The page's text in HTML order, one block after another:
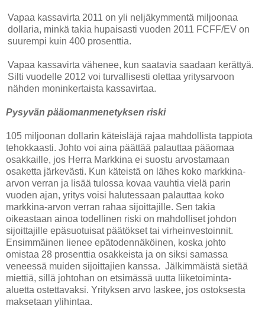
Vapaa kassavirta 2011 on yli neljäkymmentä miljoonaa
dollaria, minkä takia hupaisasti vuoden 2011 FCFF/EV on
suurempi kuin 400 prosenttia.
Vapaa kassavirta vähenee, kun saatavia saadaan kerättyä.
Silti vuodelle 2012 voi turvallisesti olettaa yritysarvoon
nähden moninkertaista kassavirtaa.
Pysyvän pääomanmenetyksen riski
105 miljoonan dollarin käteisläjä rajaa mahdollista tappiota
tehokkaasti. Johto voi aina päättää palauttaa pääomaa
osakkaille, jos Herra Markkina ei suostu arvostamaan
osaketta järkevästi. Kun käteistä on lähes koko markkina-
arvon verran ja lisää tulossa kovaa vauhtia vielä parin
vuoden ajan, yritys voisi halutessaan palauttaa koko
markkina-arvon verran rahaa sijoittajille. Sen takia
oikeastaan ainoa todellinen riski on mahdolliset johdon
sijoittajille epäsuotuisat päätökset tai virheinvestoinnit.
Ensimmäinen lienee epätodennäköinen, koska johto
omistaa 28 prosenttia osakkeista ja on siksi samassa
veneessä muiden sijoittajien kanssa. Jälkimmäistä sietää
miettiä, sillä johtohan on etsimässä uutta liiketoiminta-
aluetta ostettavaksi. Yrityksen arvo laskee, jos ostoksesta
maksetaan ylihintaa.